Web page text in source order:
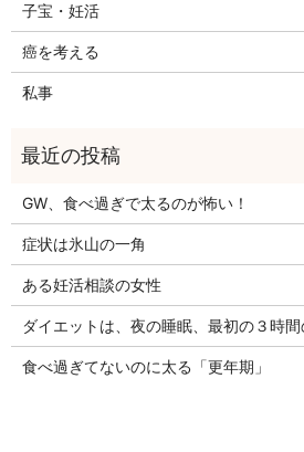
子宝・妊活
癌を考える
私事
GW、食べ過ぎで太るのが怖い！
症状は氷山の一角
ある妊活相談の女性
ダイエットは、夜の睡眠、最初の３時
食べ過ぎてないのに太る「更年期」